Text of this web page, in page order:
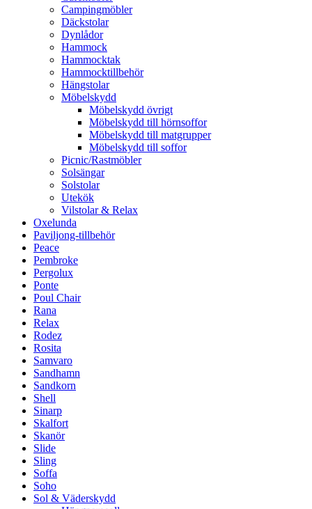
Campingmöbler
Däckstolar
Dynlådor
Hammock
Hammocktak
Hammocktillbehör
Hängstolar
Möbelskydd
Möbelskydd övrigt
Möbelskydd till hörnsoffor
Möbelskydd till matgrupper
Möbelskydd till soffor
Picnic/Rastmöbler
Solsängar
Solstolar
Utekök
Vilstolar & Relax
Oxelunda
Paviljong-tillbehör
Peace
Pembroke
Pergolux
Ponte
Poul Chair
Rana
Relax
Rodez
Rosita
Samvaro
Sandhamn
Sandkorn
Shell
Sinarp
Skalfort
Skanör
Slide
Sling
Soffa
Soho
Sol & Väderskydd